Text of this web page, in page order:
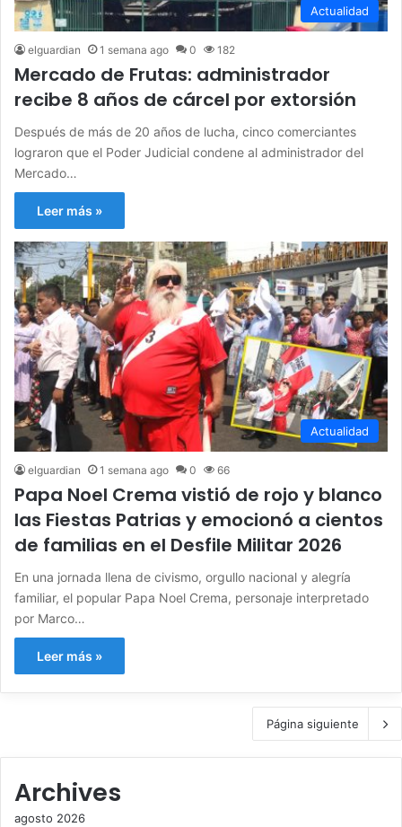
Actualidad
elguardian 1 semana ago 0 182
Mercado de Frutas: administrador
recibe 8 años de cárcel por extorsión
Después de más de 20 años de lucha, cinco comerciantes
lograron que el Poder Judicial condene al administrador del
Mercado…
Leer más »
Actualidad
elguardian 1 semana ago 0 66
Papa Noel Crema vistió de rojo y blanco
las Fiestas Patrias y emocionó a cientos
de familias en el Desfile Militar 2026
En una jornada llena de civismo, orgullo nacional y alegría
familiar, el popular Papa Noel Crema, personaje interpretado
por Marco…
Leer más »
Página siguiente
Archives
agosto 2026